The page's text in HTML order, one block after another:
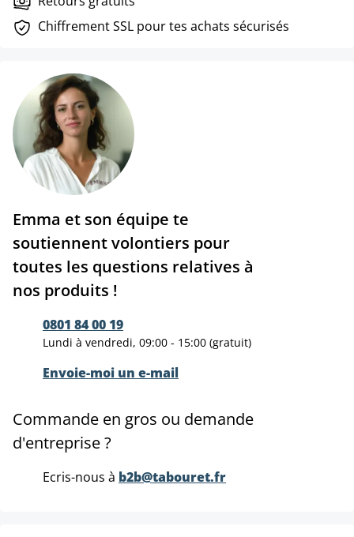
Chiffrement SSL pour tes achats sécurisés
Emma et son équipe te
soutiennent volontiers pour
toutes les questions relatives à
nos produits !
0801 84 00 19
Lundi à vendredi, 09:00 - 15:00 (gratuit)
Envoie-moi un e-mail
Commande en gros ou demande
d'entreprise ?
Ecris-nous à b2b@tabouret.fr